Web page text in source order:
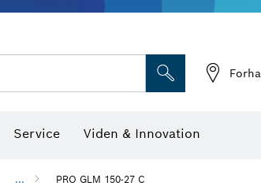
Service Viden & Innovation
... PRO GLM 150-27 C